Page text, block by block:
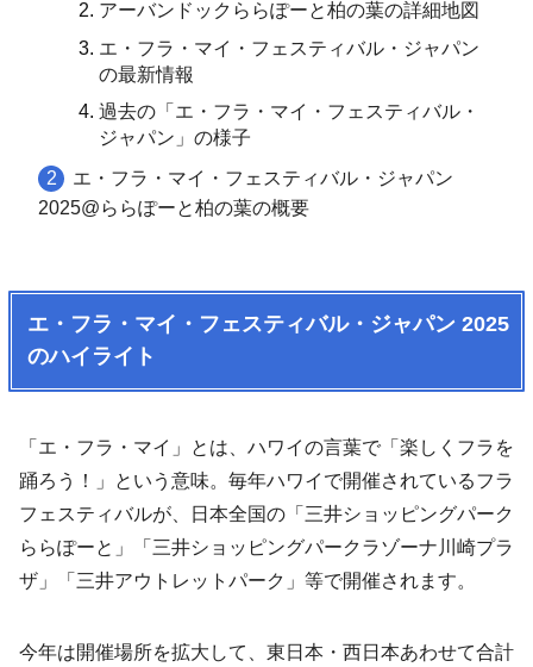
アーバンドックららぽーと柏の葉の詳細地図
エ・フラ・マイ・フェスティバル・ジャパン
の最新情報
過去の「エ・フラ・マイ・フェスティバル・
ジャパン」の様子
エ・フラ・マイ・フェスティバル・ジャパン
2025@ららぽーと柏の葉の概要
エ・フラ・マイ・フェスティバル・ジャパン 2025
のハイライト
「エ・フラ・マイ」とは、ハワイの言葉で「楽しくフラを
踊ろう！」という意味。毎年ハワイで開催されているフラ
フェスティバルが、日本全国の「三井ショッピングパーク
ららぽーと」「三井ショッピングパークラゾーナ川崎プラ
ザ」「三井アウトレットパーク」等で開催されます。
今年は開催場所を拡大して、東日本・西日本あわせて合計